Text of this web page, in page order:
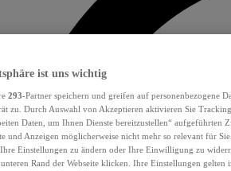
ist uns wichtig
293-Partner speichern und greifen auf personenbezogene
zu. Durch Auswahl von Akzeptieren aktivieren Sie
Daten, um Ihnen Dienste bereitzustellen“ aufgeführten
und Anzeigen möglicherweise nicht mehr so relevant für
Einstellungen zu ändern oder Ihre Einwilligung zu
Rand der Webseite klicken. Ihre Einstellungen gelten